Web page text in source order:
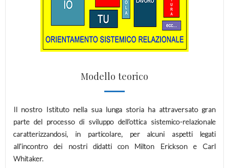
Modello teorico
Il nostro Istituto nella sua lunga storia ha attraversato gran
parte del processo di sviluppo dell’ottica sistemico-relazionale
caratterizzandosi, in particolare, per alcuni aspetti legati
all’incontro dei nostri didatti con Milton Erickson e Carl
Whitaker.